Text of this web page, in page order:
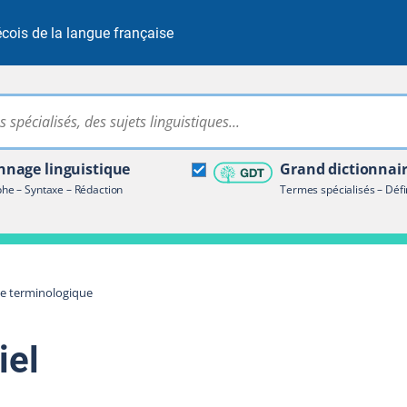
de la langue française
Rechercher dans tout le site
linguistique
– Syntaxe – Rédaction
Grand
Termes spécialisés –
terminologique
terminologique